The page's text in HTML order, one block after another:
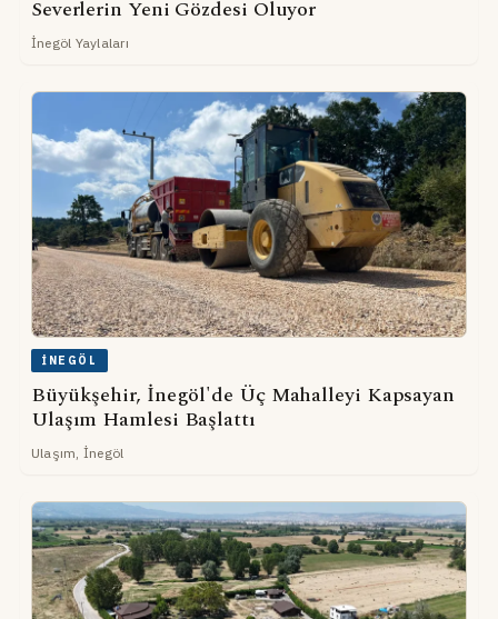
Severlerin Yeni Gözdesi Oluyor
İnegöl Yaylaları
İNEGÖL
Büyükşehir, İnegöl'de Üç Mahalleyi Kapsayan
Ulaşım Hamlesi Başlattı
Ulaşım, İnegöl